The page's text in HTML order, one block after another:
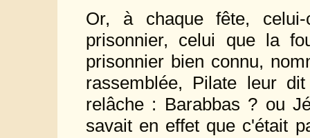
Or, à chaque fête,
prisonnier, celui que la
prisonnier bien connu,
rassemblée, Pilate leur
relâche : Barabbas ? ou
savait en effet que c'était